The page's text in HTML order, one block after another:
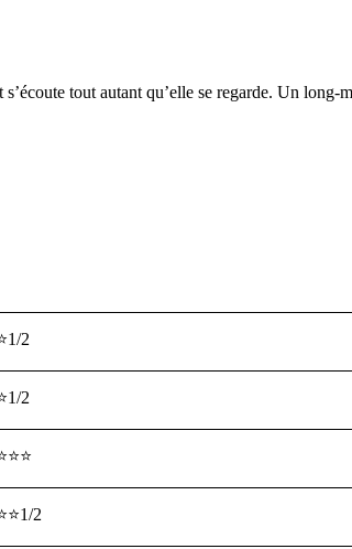
tout autant qu’elle se regarde. Un long-
2
2
2